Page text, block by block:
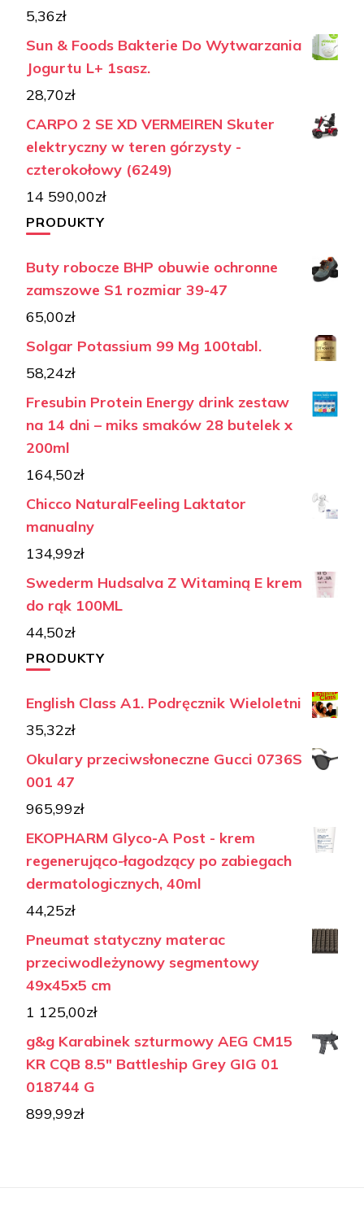
5,36zł
Sun & Foods Bakterie Do Wytwarzania
Jogurtu L+ 1sasz.
28,70zł
CARPO 2 SE XD VERMEIREN Skuter
elektryczny w teren górzysty -
czterokołowy (6249)
14 590,00zł
PRODUKTY
Buty robocze BHP obuwie ochronne
zamszowe S1 rozmiar 39-47
65,00zł
Solgar Potassium 99 Mg 100tabl.
58,24zł
Fresubin Protein Energy drink zestaw
na 14 dni – miks smaków 28 butelek x
200ml
164,50zł
Chicco NaturalFeeling Laktator
manualny
134,99zł
Swederm Hudsalva Z Witaminą E krem
do rąk 100ML
44,50zł
PRODUKTY
English Class A1. Podręcznik Wieloletni
35,32zł
Okulary przeciwsłoneczne Gucci 0736S
001 47
965,99zł
EKOPHARM Glyco-A Post - krem
regenerująco-łagodzący po zabiegach
dermatologicznych, 40ml
44,25zł
Pneumat statyczny materac
przeciwodleżynowy segmentowy
49x45x5 cm
1 125,00zł
g&g Karabinek szturmowy AEG CM15
KR CQB 8.5" Battleship Grey GIG 01
018744 G
899,99zł